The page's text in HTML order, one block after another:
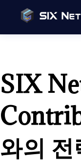
SIX
와의 전